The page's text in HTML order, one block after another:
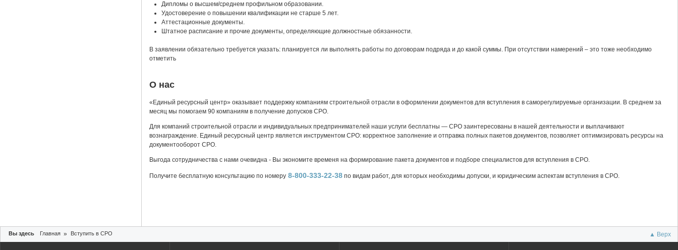
Дипломы о высшем/среднем профильном образовании.
Удостоверение о повышении квалификации не старше 5 лет.
Аттестационные документы.
Штатное расписание и прочие документы, определяющие должностные обязанности.
В заявлении обязательно требуется указать: планируется ли выполнять работы по договорам подряда и до какой суммы. При отсутствии намерений – это тоже необходимо
отметить
О нас
«Единый ресурсный центр» оказывает поддержку компаниям строительной отрасли в оформлении документов для вступления в саморегулируемые организации. В среднем за
месяц мы помогаем 90 компаниям в получение допусков СРО.
Для компаний строительной отрасли и индивидуальных предпринимателей наши услуги бесплатны — СРО заинтересованы в нашей деятельности и выплачивают
вознаграждение. Единый ресурсный центр является инструментом СРО: корректное заполнение и отправка полных пакетов документов, позволяет оптимизировать ресурсы на
документооборот СРО.
Выгода сотрудничества с нами очевидна - Вы экономите временя на формирование пакета документов и подборе специалистов для вступления в СРО.
Получите бесплатную консультацию по номеру 8-800-333-22-38 по видам работ, для которых необходимы допуски, и юридическим аспектам вступления в СРО.
Вы здесь Главная » Вступить в СРО ▲ Верх